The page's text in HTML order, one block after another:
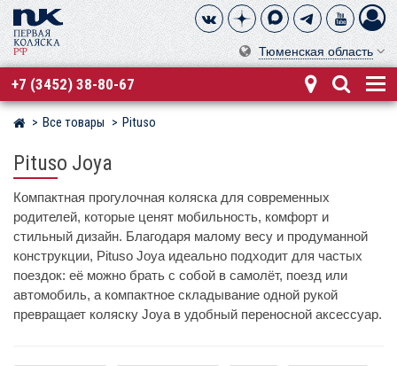
Тюменская область
+7 (3452) 38-80-67
Магазин детских колясок
Все товары Pituso
Pituso Joya
Компактная прогулочная коляска для современных
родителей, которые ценят мобильность, комфорт и
стильный дизайн. Благодаря малому весу и продуманной
конструкции, Pituso Joya идеально подходит для частых
поездок: её можно брать с собой в самолёт, поезд или
автомобиль, а компактное складывание одной рукой
превращает коляску Joya в удобный переносной аксессуар.